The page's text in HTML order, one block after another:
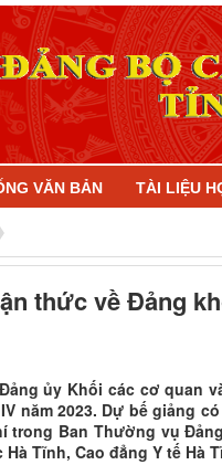
VĂN BẢN TÀI LIỆU
thức về Đảng
ủy Khối các cơ quan
năm 2023. Dự bế giảng
Ban Thường vụ
Tĩnh, Cao đẳng Y tế Hà